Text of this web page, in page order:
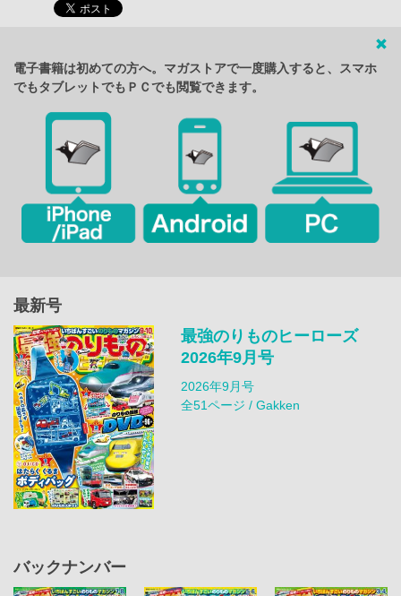
電子書籍は初めての方へ。マガストアで一度購入すると、スマホ
でもタブレットでもＰＣでも閲覧できます。
最新号
最強のりものヒーローズ
2026年9月号
2026年9月号
全51ページ / Gakken
バックナンバー